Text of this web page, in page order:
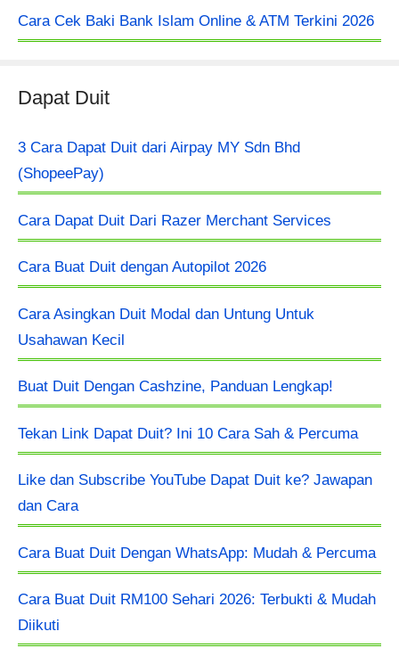
Cara Cek Baki Bank Islam Online & ATM Terkini 2026
Dapat Duit
3 Cara Dapat Duit dari Airpay MY Sdn Bhd
(ShopeePay)
Cara Dapat Duit Dari Razer Merchant Services
Cara Buat Duit dengan Autopilot 2026
Cara Asingkan Duit Modal dan Untung Untuk
Usahawan Kecil
Buat Duit Dengan Cashzine, Panduan Lengkap!
Tekan Link Dapat Duit? Ini 10 Cara Sah & Percuma
Like dan Subscribe YouTube Dapat Duit ke? Jawapan
dan Cara
Cara Buat Duit Dengan WhatsApp: Mudah & Percuma
Cara Buat Duit RM100 Sehari 2026: Terbukti & Mudah
Diikuti